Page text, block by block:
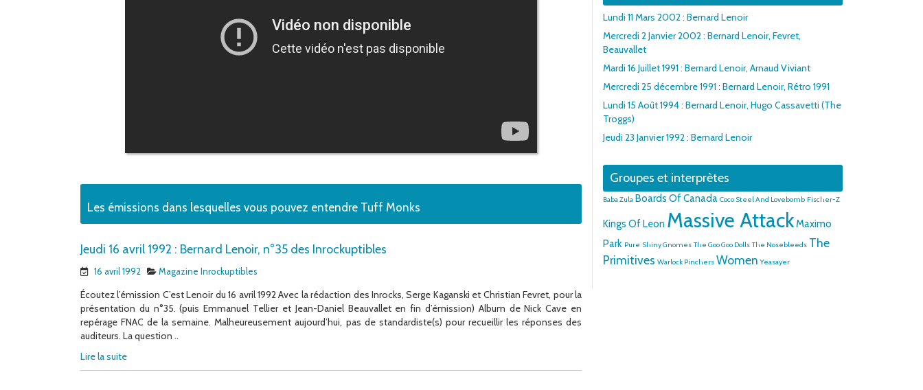
Les émissions dans lesquelles vous pouvez entendre Tuff Monks
Jeudi 16 avril 1992 : Bernard Lenoir, n°35 des Inrockuptibles
16 avril 1992 Magazine Inrockuptibles
Écoutez l’émission C’est Lenoir du 16 avril 1992 Avec la rédaction des Inrocks, Serge Kaganski et Christian Fevret, pour la
présentation du n°35. (puis Emmanuel Tellier et Jean-Daniel Beauvallet en fin d’émission) Album de Nick Cave en
repérage FNAC de la semaine. Malheureusement aujourd’hui, pas de standardiste(s) pour recueillir les réponses des
auditeurs. La question ..
Lire la suite
Lundi 11 Mars 2002 : Bernard Lenoir
Mercredi 2 Janvier 2002 : Bernard Lenoir, Fevret,
Beauvallet
Mardi 16 Juillet 1991 : Bernard Lenoir, Arnaud Viviant
Mercredi 25 décembre 1991 : Bernard Lenoir, Rétro 1991
Lundi 15 Août 1994 : Bernard Lenoir, Hugo Cassavetti (The
Troggs)
Jeudi 23 Janvier 1992 : Bernard Lenoir
Groupes et interprètes
Baba Zula Boards Of Canada Coco Steel And Lovebomb Fischer-Z
Kings Of Leon Massive AttackMaximo
Park Pure Shiny Gnomes The Goo Goo Dolls The Nosebleeds The
Primitives Warlock Pinchers Women Yeasayer